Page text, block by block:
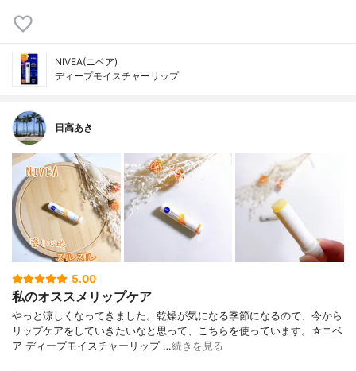
NIVEA(ニベア)
ディープモイスチャーリップ
日高あき
5.00
私のオススメリップケア
やっと涼しくなってきました。乾燥が気になる季節になるので、今から
リップケアをしていきたいなと思って、こちらを使っています。☆ニベ
ア ディープモイスチャーリップ …続きを見る